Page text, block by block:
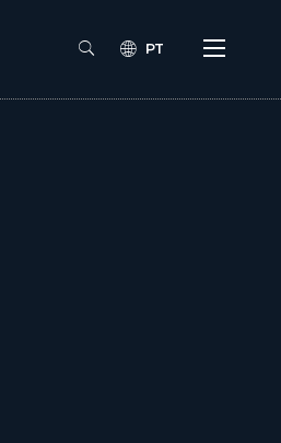
PT